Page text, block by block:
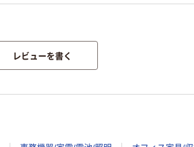
レビューを書く